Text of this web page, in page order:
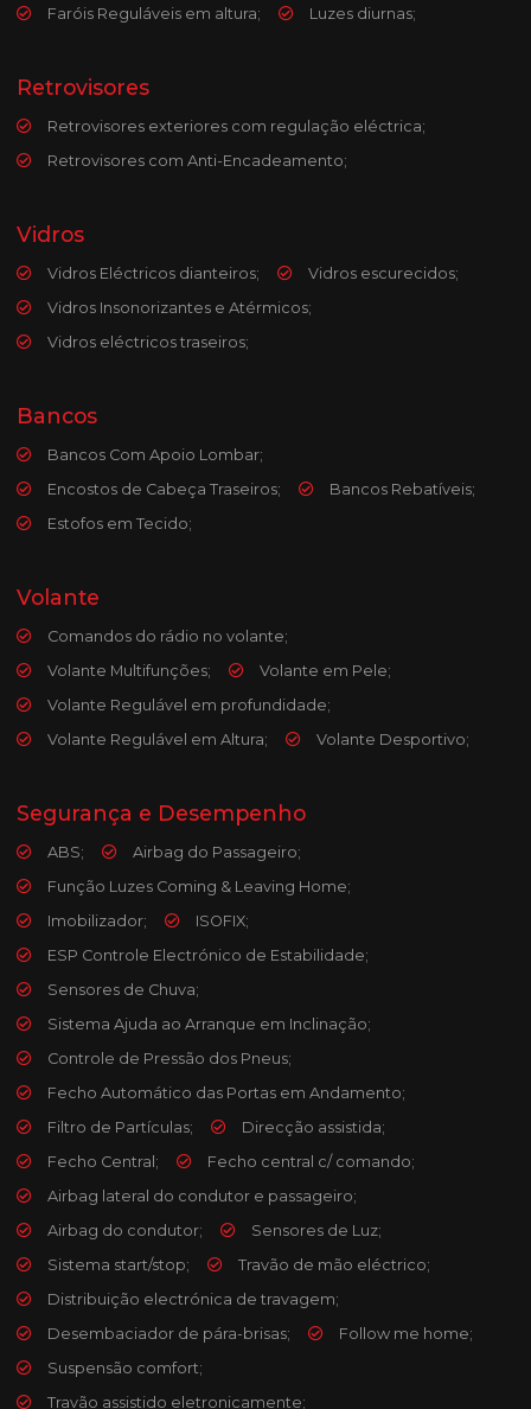
Faróis Reguláveis em altura; Luzes diurnas;
Retrovisores
Retrovisores exteriores com regulação eléctrica;
Retrovisores com Anti-Encadeamento;
Vidros
Vidros Eléctricos dianteiros;
Vidros escurecidos;
Vidros Insonorizantes e Atérmicos;
Vidros eléctricos traseiros;
Bancos
Bancos Com Apoio Lombar;
Encostos de Cabeça Traseiros;
Bancos Rebatíveis;
Estofos em Tecido;
Volante
Comandos do rádio no volante;
Volante Multifunções;
Volante em Pele;
Volante Regulável em profundidade;
Volante Regulável em Altura;
Volante Desportivo;
Segurança e Desempenho
ABS;
Airbag do Passageiro;
Função Luzes Coming & Leaving Home;
Imobilizador;
ISOFIX;
ESP Controle Electrónico de Estabilidade;
Sensores de Chuva;
Sistema Ajuda ao Arranque em Inclinação;
Controle de Pressão dos Pneus;
Fecho Automático das Portas em Andamento;
Filtro de Partículas;
Direcção assistida;
Fecho Central;
Fecho central c/ comando;
Airbag lateral do condutor e passageiro;
Airbag do condutor;
Sensores de Luz;
Sistema start/stop;
Travão de mão eléctrico;
Distribuição electrónica de travagem;
Desembaciador de pára-brisas;
Follow me home;
Suspensão comfort;
Travão assistido eletronicamente;